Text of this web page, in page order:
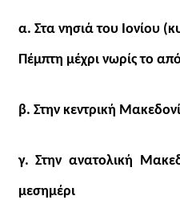
α. Στα νησιά του Ιονίου
Πέμπτη μέχρι νωρίς το
β. Στην κεντρική
γ. Στην ανατολική
μεσημέρι